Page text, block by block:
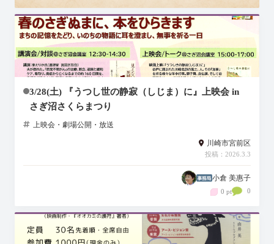
3/28(土) 『うつし世の静寂（しじま）に』上映会 in
さぎ沼さくらまつり
上映会・劇場公開・放送
川崎市宮前区
投稿：2026.3.3
小倉 美惠子
0 pt 0